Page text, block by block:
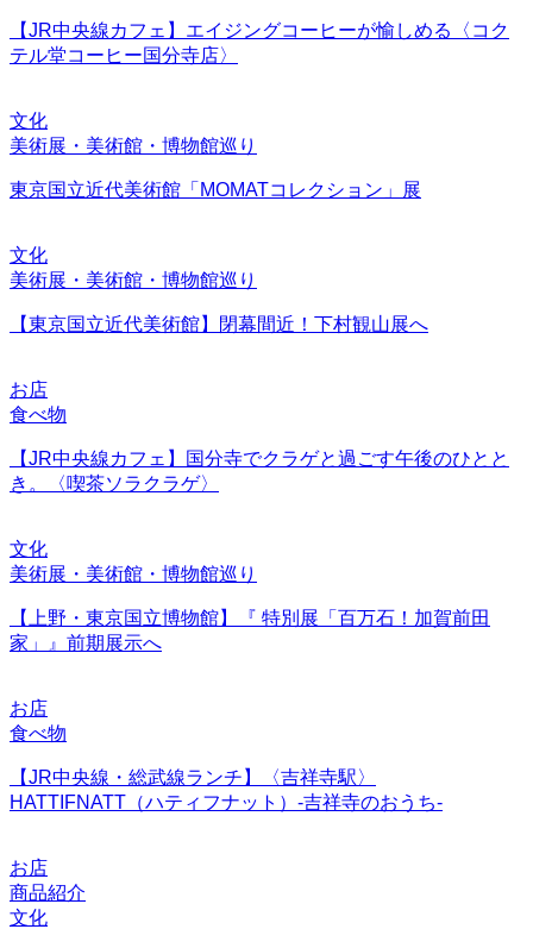
【JR中央線カフェ】エイジングコーヒーが愉しめる〈コク
テル堂コーヒー国分寺店〉
文化
美術展・美術館・博物館巡り
東京国立近代美術館「MOMATコレクション」展
文化
美術展・美術館・博物館巡り
【東京国立近代美術館】閉幕間近！下村観山展へ
お店
食べ物
【JR中央線カフェ】国分寺でクラゲと過ごす午後のひとと
き。〈喫茶ソラクラゲ〉
文化
美術展・美術館・博物館巡り
【上野・東京国立博物館】『 特別展「百万石！加賀前田
家」』前期展示へ
お店
食べ物
【JR中央線・総武線ランチ】〈吉祥寺駅〉
HATTIFNATT（ハティフナット）-吉祥寺のおうち-
お店
商品紹介
文化